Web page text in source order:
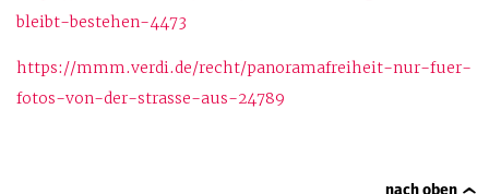
bleibt-bestehen-4473
https://mmm.verdi.de/recht/panoramafreiheit-nur-fuer-
fotos-von-der-strasse-aus-24789